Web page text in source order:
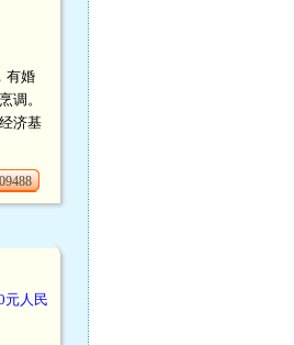
有婚
调。
济基
元人民